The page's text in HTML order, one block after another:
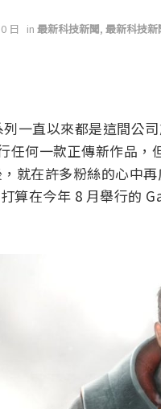
日 in 最新科技新聞, 最新科技
一直以來都是這間公
任何一款正傳新作品，
就在許多粉絲的心中
算在今年 8 月舉行的